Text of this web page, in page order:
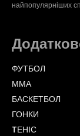
найпопулярніших
ФУТБОЛ
ММА
БАСКЕТБОЛ
ГОНКИ
TЕНІС